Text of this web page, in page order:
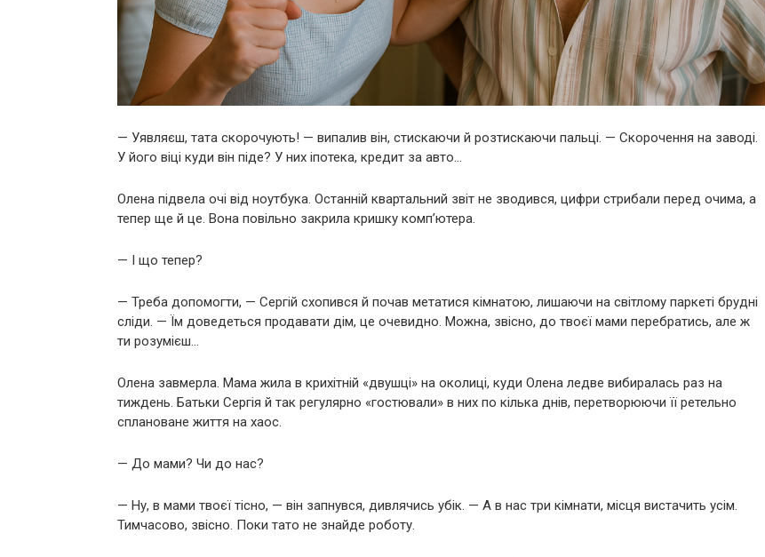
— Уявляєш, тата скорочують! — випалив він, стискаючи й розтискаючи пальці. — Скорочення на заводі.
У його віці куди він піде? У них іпотека, кредит за авто…
Олена підвела очі від ноутбука. Останній квартальний звіт не зводився, цифри стрибали перед очима, а
тепер ще й це. Вона повільно закрила кришку комп’ютера.
— І що тепер?
— Треба допомогти, — Сергій схопився й почав метатися кімнатою, лишаючи на світлому паркеті брудні
сліди. — Їм доведеться продавати дім, це очевидно. Можна, звісно, до твоєї мами перебратись, але ж
ти розумієш…
Олена завмерла. Мама жила в крихітній «двушці» на околиці, куди Олена ледве вибиралась раз на
тиждень. Батьки Сергія й так регулярно «гостювали» в них по кілька днів, перетворюючи її ретельно
сплановане життя на хаос.
— До мами? Чи до нас?
— Ну, в мами твоєї тісно, — він запнувся, дивлячись убік. — А в нас три кімнати, місця вистачить усім.
Тимчасово, звісно. Поки тато не знайде роботу.